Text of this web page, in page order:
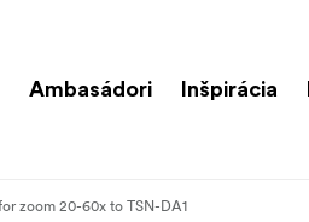
Ambasádori Inšpirácia
zoom 20-60x to TSN-DA1